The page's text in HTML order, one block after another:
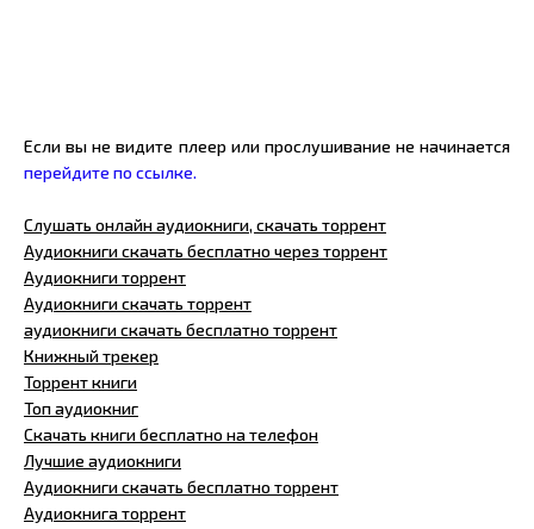
Если вы не видите плеер или прослушивание не начинается
перейдите по ссылке.
Слушать онлайн аудиокниги, скачать торрент
Аудиокниги скачать бесплатно через торрент
Аудиокниги торрент
Аудиокниги скачать торрент
аудиокниги скачать бесплатно торрент
Книжный трекер
Торрент книги
Топ аудиокниг
Скачать книги бесплатно на телефон
Лучшие аудиокниги
Аудиокниги скачать бесплатно торрент
Аудиокнига торрент